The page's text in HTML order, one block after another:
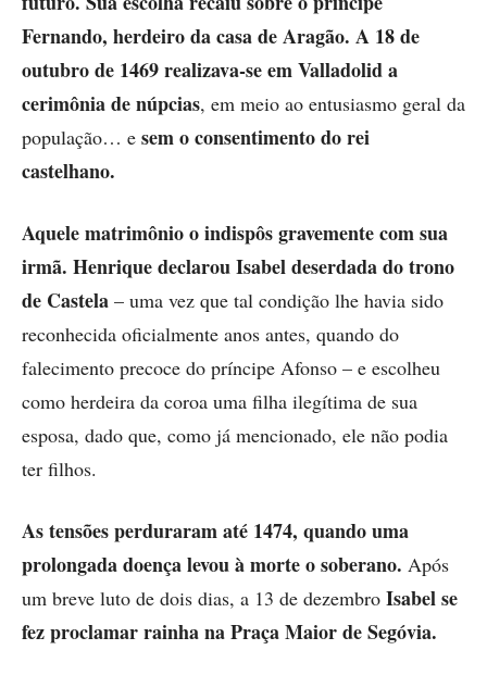
Fernando, herdeiro da casa de Aragão. A 18 de
outubro de 1469 realizava-se em Valladolid a
cerimônia de núpcias, em meio ao entusiasmo geral da
população… e sem o consentimento do rei
castelhano.
Aquele matrimônio o indispôs gravemente com sua
irmã. Henrique declarou Isabel deserdada do trono
de Castela – uma vez que tal condição lhe havia sido
reconhecida oficialmente anos antes, quando do
falecimento precoce do príncipe Afonso – e escolheu
como herdeira da coroa uma filha ilegítima de sua
esposa, dado que, como já mencionado, ele não podia
ter filhos.
As tensões perduraram até 1474, quando uma
prolongada doença levou à morte o soberano. Após
um breve luto de dois dias, a 13 de dezembro Isabel se
fez proclamar rainha na Praça Maior de Segóvia.